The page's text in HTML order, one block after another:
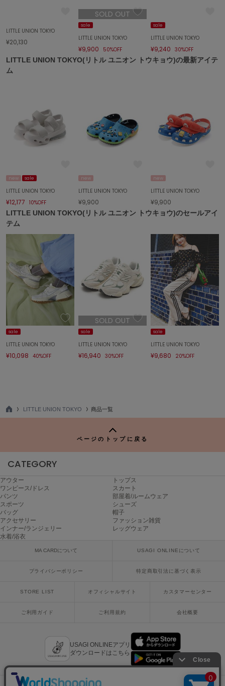
HOKA ONEONE
ホカ オネオネ
LAATO
ラート
le coq sportif
ルコックスポルティフ
LeSportsac
レスポートサック
LILY BROWN
リリーブラウン
LILY BROWN Lingerie
リリーブラウンランジェリー
LITTLE UNION TOKYO
リトルユニオン トウキョウ
メイドオブオーガニクス
ミースロエ
ミラオーウェン
MOIGE
モワージュ
MUCHA
ミュシャ
ネズ
NIKE
null.
ヌル
LITTLE UNION TOKYO
¥20,130
SOLD OUT
sale
LITTLE UNION TOKYO
¥9,900 50%OFF
sale
LITTLE UNION TOKYO
¥9,240 30%OFF
LITTLE UNION TOKYO(リトル ユニオン トウキョウ)の最新アイテ
ム
new sale
LITTLE UNION TOKYO
¥12,177 10%OFF
new
LITTLE UNION TOKYO
¥9,900
new
LITTLE UNION TOKYO
¥9,900
LITTLE UNION TOKYO(リトル ユニオン トウキョウ)のセールアイ
テム
sale
LITTLE UNION TOKYO
¥10,098 40%OFF
SOLD OUT
sale
LITTLE UNION TOKYO
¥16,940 30%OFF
sale
LITTLE UNION TOKYO
¥9,680 20%OFF
TO
LITTLE UNION TOKYO 商品一覧
ページのトップに戻る
CATEGORY
アウター
トップス
ワンピース/ドレス
スカート
パンツ
部屋着/ルームウェア
スポーツ
シューズ
バッグ
帽子
アクセサリー
ファッション雑貨
インナー/ランジェリー
レッグウェア
水着/浴衣
MA CARDについて USAGI ONLINEについて
プライバシーポリシー 特定商取引法に基づく表示
STORE LIST オフィシャルサイト カスタマーセンター
ご利用ガイド ご利用規約 会社概要
USAGI ONLINEアプリ
ダウンロードはこちら